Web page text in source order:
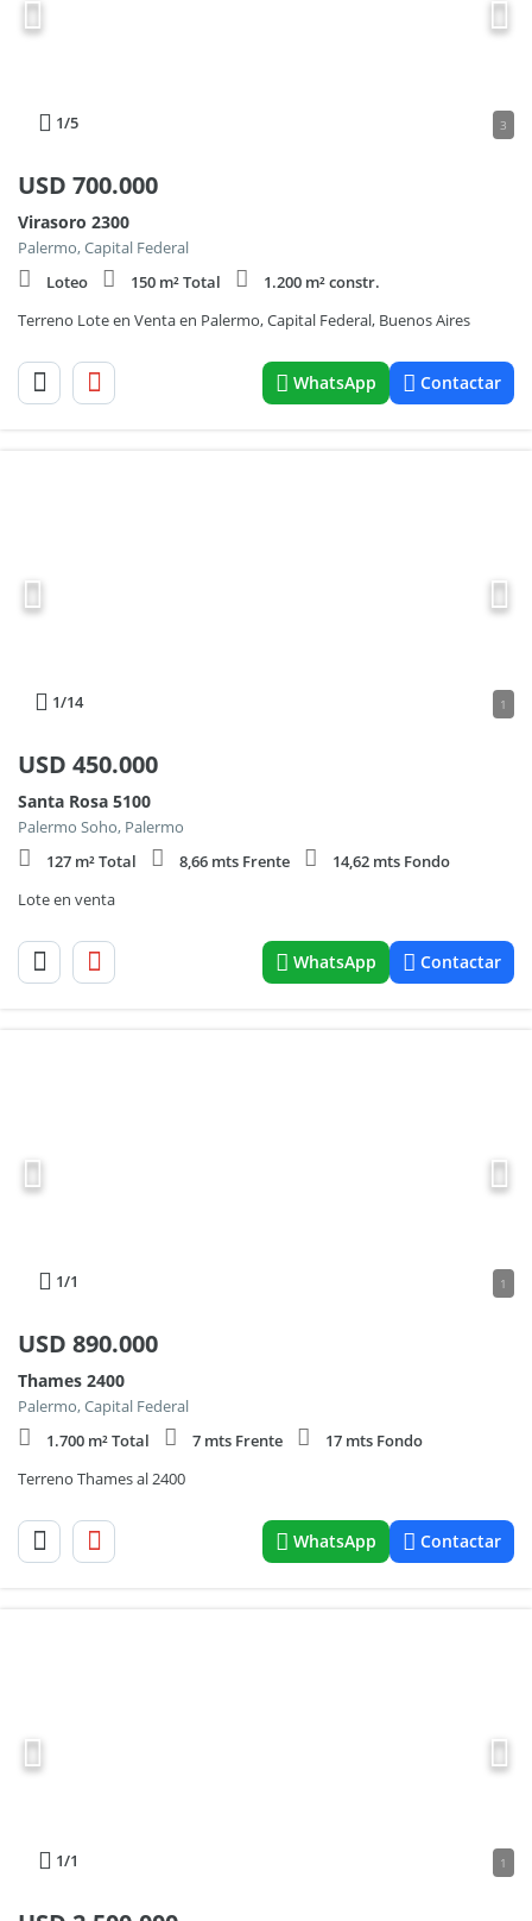
1/5 3
USD 700.000
Virasoro 2300
Palermo, Capital Federal
Loteo
150 m² Total
1.200 m² constr.
Terreno Lote en Venta en Palermo, Capital Federal, Buenos Aires
WhatsApp Contactar
1/14 1
USD 450.000
Santa Rosa 5100
Palermo Soho, Palermo
127 m² Total
8,66 mts Frente
14,62 mts Fondo
Lote en venta
WhatsApp Contactar
1/1 1
USD 890.000
Thames 2400
Palermo, Capital Federal
1.700 m² Total
7 mts Frente
17 mts Fondo
Terreno Thames al 2400
WhatsApp Contactar
1/1 1